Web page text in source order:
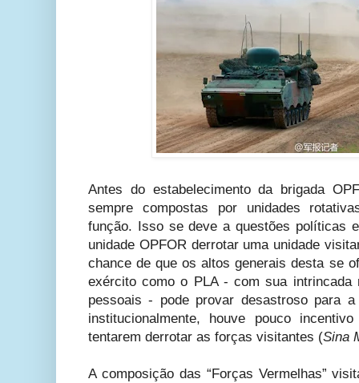
Antes do estabelecimento da brigada
sempre compostas por unidades
função. Isso se deve a questões políticas
unidade OPFOR derrotar uma unidade
chance de que os altos generais desta se
exército como o PLA - com sua intrincada
pessoais - pode provar desastroso para
institucionalmente, houve pouco
tentarem derrotar as forças visitantes (Sina
A composição das “Forças Vermelhas”